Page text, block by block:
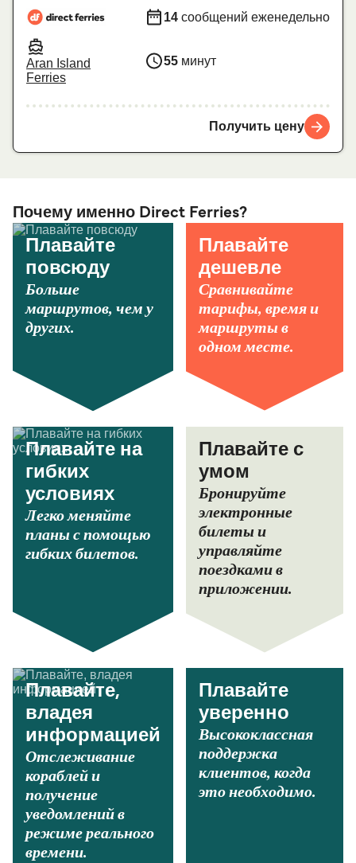
Aran Island
Ferries
14 сообщений еженедельно
55 минут
Получить цену
Почему именно Direct Ferries?
Плавайте
повсюду
Больше
маршрутов, чем у
других.
Плавайте
дешевле
Сравнивайте
тарифы, время и
маршруты в
одном месте.
Плавайте на
гибких
условиях
Легко меняйте
планы с помощью
гибких билетов.
Плавайте с
умом
Бронируйте
электронные
билеты и
управляйте
поездками в
приложении.
Плавайте,
владея
информацией
Отслеживание
кораблей и
получение
уведомлений в
режиме реального
времени.
Плавайте
уверенно
Высококлассная
поддержка
клиентов, когда
это необходимо.